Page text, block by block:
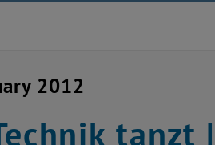
2012
tanzt